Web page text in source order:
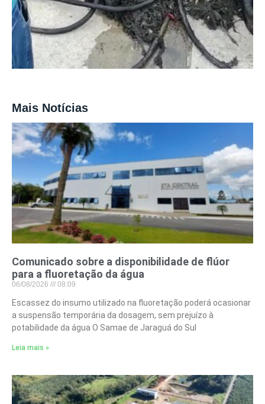
Mais Notícias
Comunicado sobre a disponibilidade de flúor
para a fluoretação da água
06/08/2026 08:09
Escassez do insumo utilizado na fluoretação poderá ocasionar
a suspensão temporária da dosagem, sem prejuízo à
potabilidade da água O Samae de Jaraguá do Sul
Leia mais »